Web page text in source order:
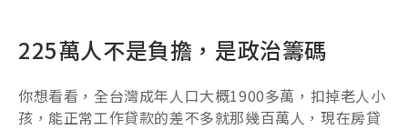
225萬人不是負擔，是政治籌碼
你想看看，全台灣成年人口大概1900多萬，扣掉老人小
孩，能正常工作貸款的差不多就那幾百萬人，現在房貸